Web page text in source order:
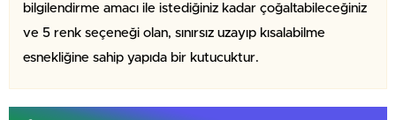
bilgilendirme amacı ile istediğiniz kadar çoğaltabileceğiniz
ve 5 renk seçeneği olan, sınırsız uzayıp kısalabilme
esnekliğine sahip yapıda bir kutucuktur.